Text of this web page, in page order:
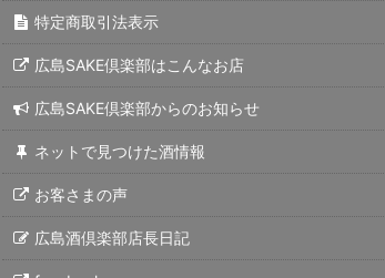
特定商取引法表示
広島SAKE倶楽部はこんなお店
広島SAKE倶楽部からのお知らせ
ネットで見つけた酒情報
お客さまの声
広島酒倶楽部店長日記